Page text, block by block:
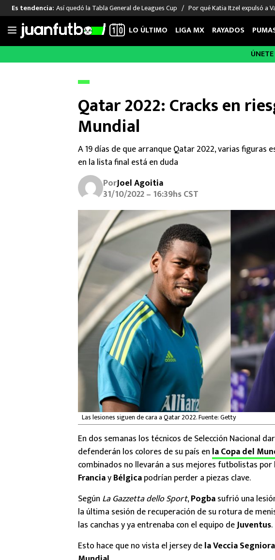
Saltar
Es tendencia: Así quedó la Tabla General de Leagues Cup Por qué Katia Itzel expulsó a
LIGA MX
Chivas de Guadalajara
Liga MX Femenil
FUT INTERNACIONAL
Champions League
Europa League
Real Madrid
Barcelona
MEXICANOS EN EL
Memo Ochoa
Santiago Giménez
LO ÚLTIMO LIGA MX RAYADOS
Qatar 2022: Cracks en
Mundial
A 19 días de que arranque Qatar 2022, varias figuras
en la lista final está en duda
PorJoel Agoitia
31/10/2022 – 16:39hs CST
Las lesiones siguen de cara a Qatar 2022. Fuente: Getty
En dos semanas los técnicos de Selección Nacional
defenderán los colores de su país en la Copa del
combinados no llevarán a sus mejores futbolistas
FranciayBélgicapodrían perder a piezas clave.
Según La Gazzetta dello Sport,Pogbasufrió una
la última sesión de recuperación de su rotura de
las canchas y ya entrenaba con el equipo deJuventus.
Esto hace que no vista el jersey dela Veccia Segniora